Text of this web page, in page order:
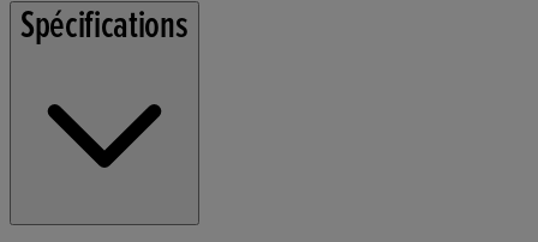
Spécifications